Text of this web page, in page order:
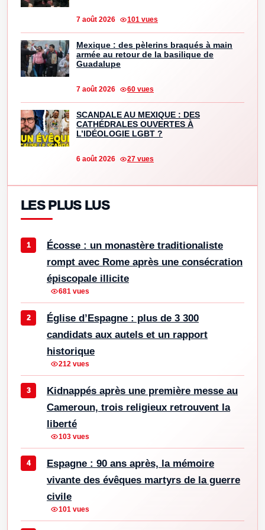
7 août 2026 101 vues
Mexique : des pèlerins braqués à main
armée au retour de la basilique de
Guadalupe
7 août 2026 60 vues
SCANDALE AU MEXIQUE : DES
CATHÉDRALES OUVERTES À
L’IDÉOLOGIE LGBT ?
6 août 2026 27 vues
LES PLUS LUS
Écosse : un monastère traditionaliste
rompt avec Rome après une consécration
épiscopale illicite
681 vues
Église d’Espagne : plus de 3 300
candidats aux autels et un rapport
historique
212 vues
Kidnappés après une première messe au
Cameroun, trois religieux retrouvent la
liberté
103 vues
Espagne : 90 ans après, la mémoire
vivante des évêques martyrs de la guerre
civile
101 vues